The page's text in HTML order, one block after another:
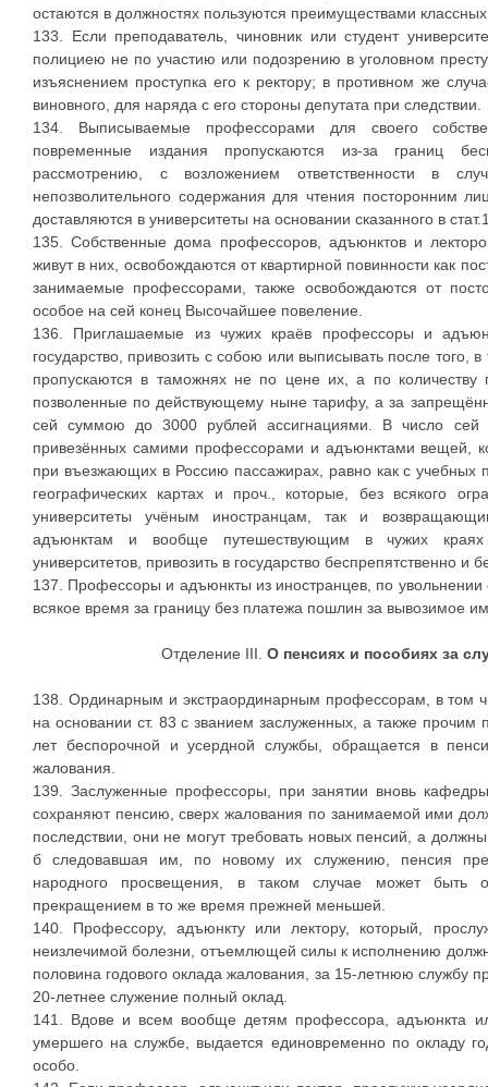
остаются в должностях пользуются преимуществами
133. Если преподаватель, чиновник или студент
полициею не по участию или подозрению в уголовном
изъяснением проступка его к ректору; в противном же
виновного, для наряда с его стороны депутата при следствии.
134. Выписываемые профессорами для своего
повременные издания пропускаются из-за границ
рассмотрению, с возложением ответственности в
непозволительного содержания для чтения посторонним
доставляются в университеты на основании сказанного в
135. Собственные дома профессоров, адъюнктов и
живут в них, освобождаются от квартирной повинности как
занимаемые профессорами, также освобождаются от
особое на сей конец Высочайшее повеление.
136. Приглашаемые из чужих краёв профессоры и
государство, привозить с собою или выписывать после
пропускаются в таможнях не по цене их, а по
позволенные по действующему ныне тарифу, а за
сей суммою до 3000 рублей ассигнациями. В число
привезённых самими профессорами и адъюнктами вещей,
при въезжающих в Россию пассажирах, равно как с учебных
географических картах и проч., которые, без всякого
университеты учёным иностранцам, так и
адъюнктам и вообще путешествующим в чужих краях
университетов, привозить в государство беспрепятственно и
137. Профессоры и адъюнкты из иностранцев, по увольнении
всякое время за границу без платежа пошлин за вывозимое
Отделение III.О пенсиях и пособиях за
138. Ординарным и экстраординарным профессорам, в том
на основании ст. 83 с званием заслуженных, а также
лет беспорочной и усердной службы, обращается в
жалования.
139. Заслуженные профессоры, при занятии вновь
сохраняют пенсию, сверх жалования по занимаемой ими
последствии, они не могут требовать новых пенсий, а
б следовавшая им, по новому их служению, пенсия
народного просвещения, в таком случае может
прекращением в то же время прежней меньшей.
140. Профессору, адъюнкту или лектору, который,
неизлечимой болезни, отъемлющей силы к исполнению
половина годового оклада жалования, за 15-летнюю службу
20-летнее служение полный оклад.
141. Вдове и всем вообще детям профессора, адъюнкта
умершего на службе, выдается единовременно по окладу
особо.